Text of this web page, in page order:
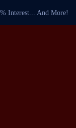
Interest... And More!